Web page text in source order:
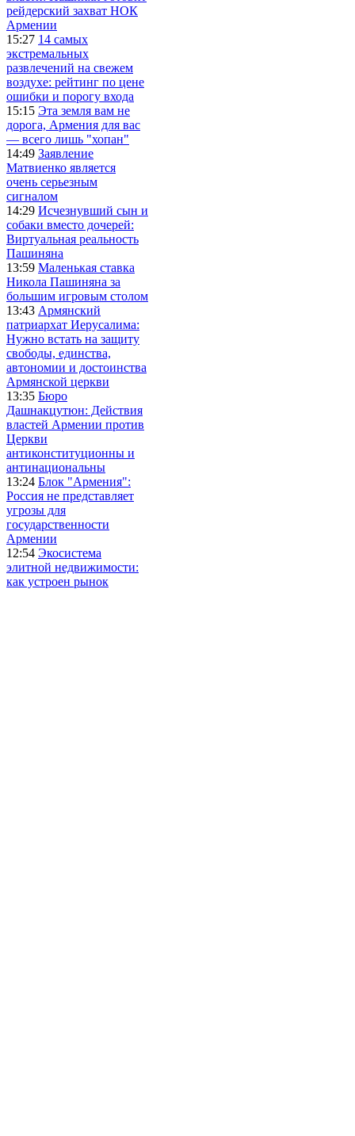
рейдерский захват НОК
Армении
15:27 14 самых
экстремальных
развлечений на свежем
воздухе: рейтинг по цене
ошибки и порогу входа
15:15 Эта земля вам не
дорога, Армения для вас
— всего лишь "хопан"
14:49 Заявление
Матвиенко является
очень серьезным
сигналом
14:29 Исчезнувший сын и
собаки вместо дочерей:
Виртуальная реальность
Пашиняна
13:59 Маленькая ставка
Никола Пашиняна за
большим игровым столом
13:43 Армянский
патриархат Иерусалима:
Нужно встать на защиту
свободы, единства,
автономии и достоинства
Армянской церкви
13:35 Бюро
Дашнакцутюн: Действия
властей Армении против
Церкви
антиконституционны и
антинациональны
13:24 Блок "Армения":
Россия не представляет
угрозы для
государственности
Армении
12:54 Экосистема
элитной недвижимости:
как устроен рынок